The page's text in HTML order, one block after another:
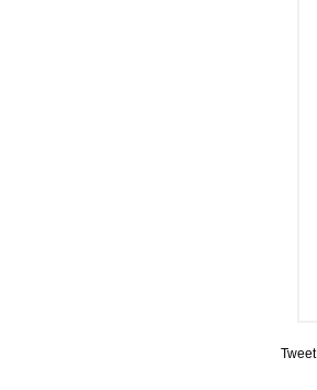
Tweet